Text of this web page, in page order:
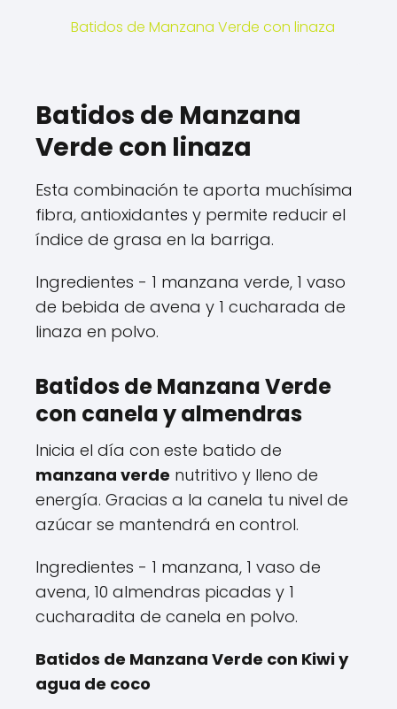
Batidos de Manzana Verde con linaza
Batidos de Manzana
Verde con linaza
Esta combinación te aporta muchísima
fibra, antioxidantes y permite reducir el
índice de grasa en la barriga.
Ingredientes - 1 manzana verde, 1 vaso
de bebida de avena y 1 cucharada de
linaza en polvo.
Batidos de Manzana Verde
con canela y almendras
Inicia el día con este batido de
manzana verde nutritivo y lleno de
energía. Gracias a la canela tu nivel de
azúcar se mantendrá en control.
Ingredientes - 1 manzana, 1 vaso de
avena, 10 almendras picadas y 1
cucharadita de canela en polvo.
Batidos de Manzana Verde con Kiwi y
agua de coco